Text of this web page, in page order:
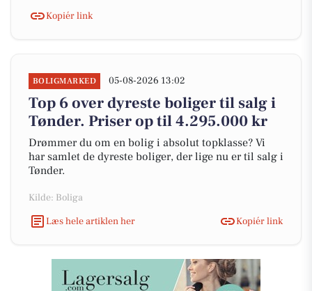
Kopiér link
BOLIGMARKED 05-08-2026 13:02
Top 6 over dyreste boliger til salg i
Tønder. Priser op til 4.295.000 kr
Drømmer du om en bolig i absolut topklasse? Vi
har samlet de dyreste boliger, der lige nu er til salg i
Tønder.
Kilde: Boliga
Læs hele artiklen her
Kopiér link